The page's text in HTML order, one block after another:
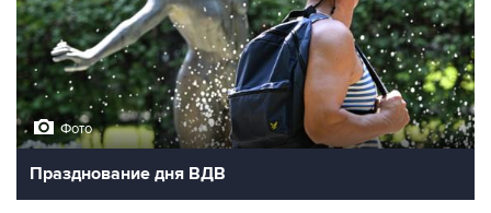
Фото
Празднование дня ВДВ